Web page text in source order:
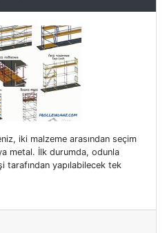
iki malzeme arasından seçim
metal. İlk durumda, odunla
tarafından yapılabilecek tek